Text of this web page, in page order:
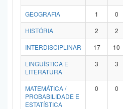
GEOGRAFIA
1 0
HISTÓRIA
2 2
INTERDISCIPLINAR
17 10
LINGUÍSTICA E
LITERATURA
3 3
MATEMÁTICA /
PROBABILIDADE E
ESTATÍSTICA
0 0